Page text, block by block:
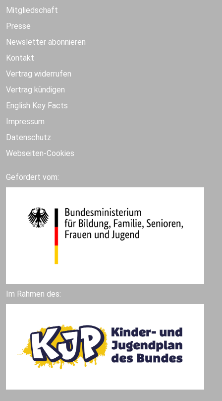
Mitgliedschaft
Presse
Newsletter abonnieren
Kontakt
Vertrag widerrufen
Vertrag kündigen
English Key Facts
Impressum
Datenschutz
Webseiten-Cookies
Gefördert vom:
Im Rahmen des: